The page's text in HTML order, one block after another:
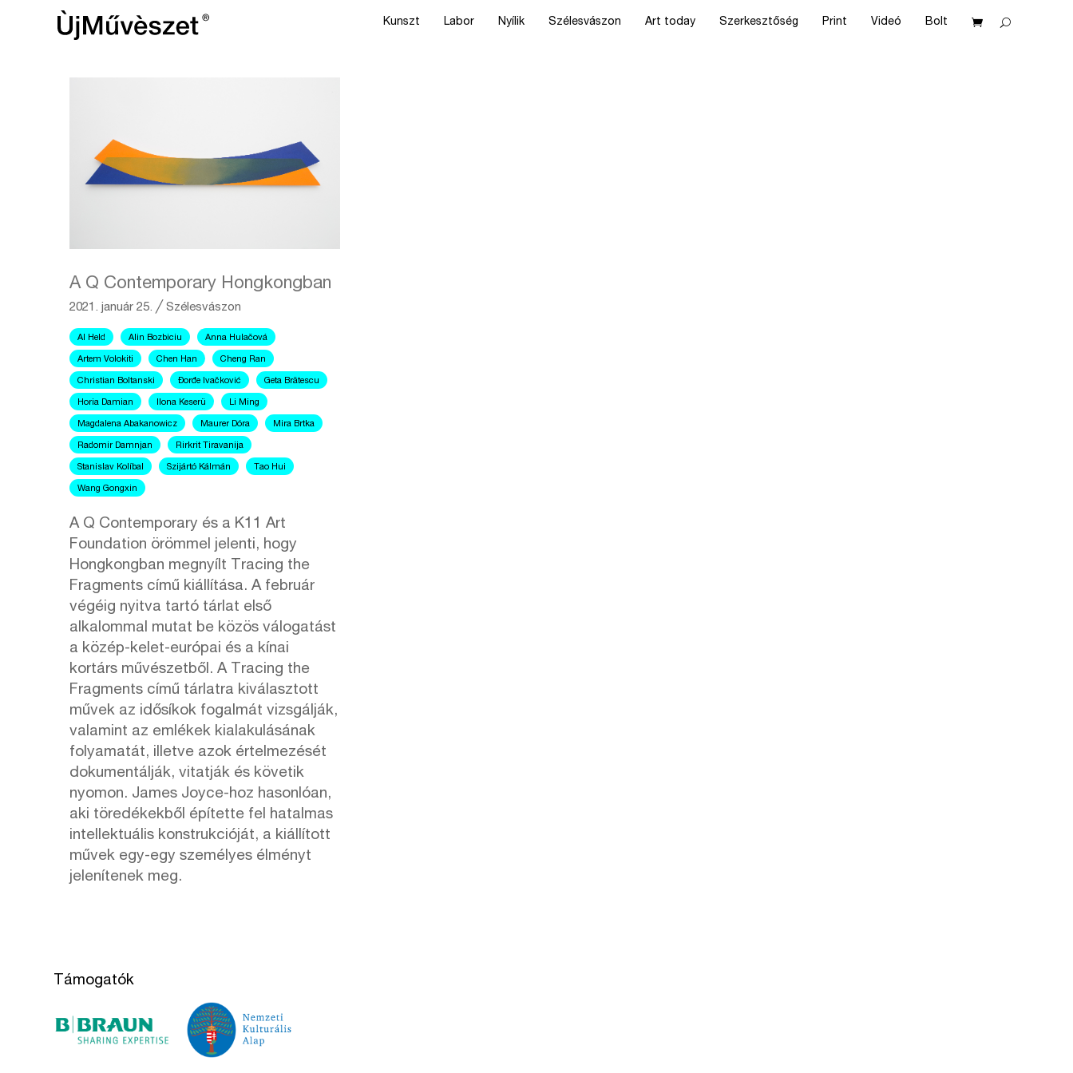
Kunszt Labor Nyílik Szélesvászon Art today Szerkesztőség Print Videó Bolt
A Q Contemporary Hongkongban
2021. január 25. ╱Szélesvászon
Al Held Alin Bozbiciu Anna Hulačová
Artem Volokiti Chen Han Cheng Ran
Christian Boltanski Đorđe Ivačković Geta Brătescu
Horia Damian Ilona Keserü Li Ming
Magdalena Abakanowicz Maurer Dóra Mira Brtka
Radomir Damnjan Rirkrit Tiravanija
Stanislav Kolíbal Szijártó Kálmán Tao Hui
Wang Gongxin
A Q Contemporary és a K11 Art
Foundation örömmel jelenti, hogy
Hongkongban megnyílt Tracing the
Fragments című kiállítása. A február
végéig nyitva tartó tárlat első
alkalommal mutat be közös válogatást
a közép-kelet-európai és a kínai
kortárs művészetből. A Tracing the
Fragments című tárlatra kiválasztott
művek az idősíkok fogalmát vizsgálják,
valamint az emlékek kialakulásának
folyamatát, illetve azok értelmezését
dokumentálják, vitatják és követik
nyomon. James Joyce-hoz hasonlóan,
aki töredékekből építette fel hatalmas
intellektuális konstrukcióját, a kiállított
művek egy-egy személyes élményt
jelenítenek meg.
Támogatók